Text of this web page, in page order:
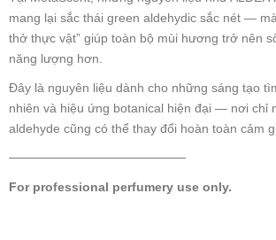
mang lại sắc thái green aldehydic sắc nét —
thở thực vật” giúp toàn bộ mùi hương trở nên
năng lượng hơn.
Đây là nguyên liệu dành cho những sáng tạo
nhiên và hiệu ứng botanical hiện đại — nơi chỉ
aldehyde cũng có thể thay đổi hoàn toàn cảm
────────────────────
For professional perfumery use only.